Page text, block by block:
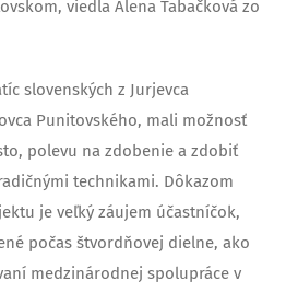
viedla Alena Tabačková zo
slovenských z Jurjevca
Punitovského, mali možnosť
polevu na zdobenie a zdobiť
technikami. Dôkazom
je veľký záujem účastníčok,
počas štvordňovej dielne, ako
medzinárodnej spolupráce v